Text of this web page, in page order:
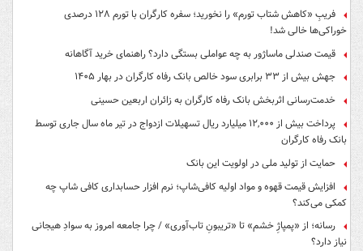
فریبِ «کاهش شتاب تورم» را نخورید؛ سفره کارگران با تورم ۱۲۸ درصدی
خوراکی‌ها خالی شد!
قیمت صندلی ماساژور به چه عواملی بستگی دارد؟ راهنمای خرید آگاهانه
جهش بیش از ۳۳ برابری سود خالص بانک رفاه کارگران در بهار ۱۴۰۵
خدمت‌رسانی اثربخش بانک رفاه کارگران به زائران اربعین حسینی
پرداخت بیش از ۱۲,۰۰۰ میلیارد ریال تسهیلات ازدواج در تیر ماه سال جاری توسط
بانک رفاه کارگران
حمایت از تولید ملی در اولویت این بانک
افزایش قیمت قهوه و مواد اولیه کافی‌شاپ؛ نرم افزار حسابداری کافی شاپ چه
کمکی می‌کند؟
رسانه؛ از «پمپاژِ خشم» تا «تریبونِ تاب‌آوری» / چرا جامعه امروز به سوادِ هیجانی
نیاز دارد؟